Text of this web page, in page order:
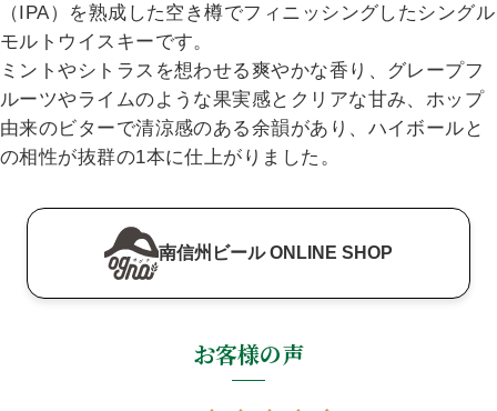
（IPA）を熟成した空き樽でフィニッシングしたシングル
モルトウイスキーです。
ミントやシトラスを想わせる爽やかな香り、グレープフ
ルーツやライムのような果実感とクリアな甘み、ホップ
由来のビターで清涼感のある余韻があり、ハイボールと
の相性が抜群の1本に仕上がりました。
南信州ビール ONLINE SHOP
お客様の声